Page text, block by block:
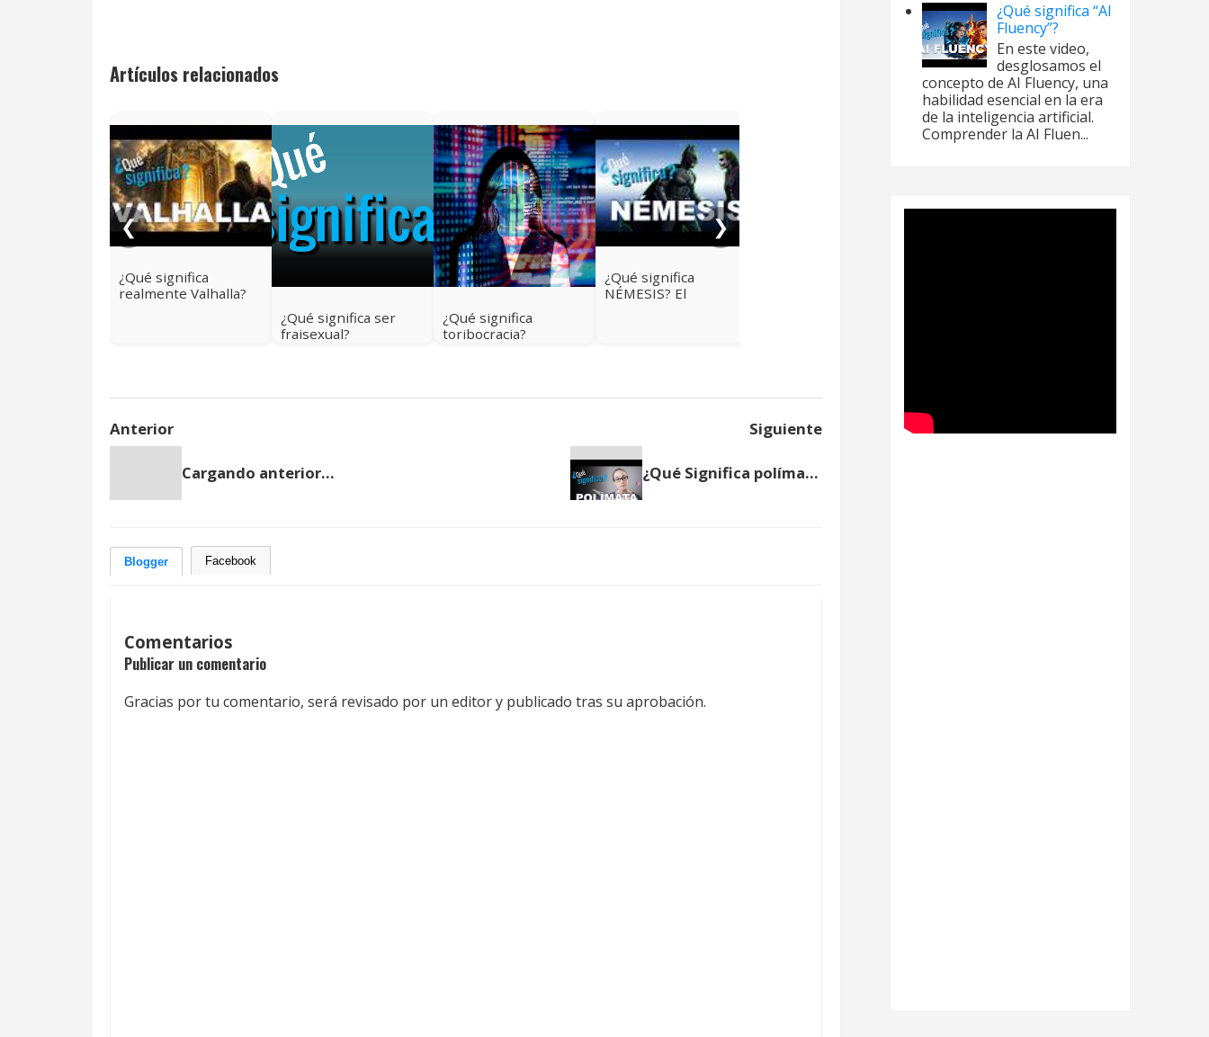
Artículos relacionados
❮
¿Qué significa
realmente Valhalla?
¿Qué significa ser
fraisexual?
¿Qué significa
toribocracia?
¿Qué significa
NÉMESIS? El
❯
Anterior Siguiente
Cargando anterior... ¿Qué Significa polímata?
Blogger Facebook
Comentarios
Publicar un comentario
Gracias por tu comentario, será revisado por un editor y publicado tras su aprobación.
¿Qué significa “AI
Fluency”?
En este video,
desglosamos el
concepto de AI Fluency, una
habilidad esencial en la era
de la inteligencia artificial.
Comprender la AI Fluen...